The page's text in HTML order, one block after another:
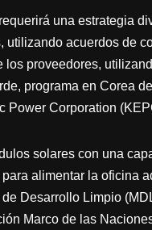
una estrategia
utilizando acuerdos de
los proveedores,
programa en Corea
Power Corporation
solares con una
alimentar la oficina
Desarrollo Limpio
Marco de las